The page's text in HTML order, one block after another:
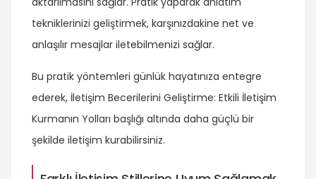
tekniklerinizi geliştirmek, karşınızdakine net ve
anlaşılır mesajlar iletebilmenizi sağlar.
Bu pratik yöntemleri günlük hayatınıza entegre
ederek, İletişim Becerilerini Geliştirme: Etkili İletişim
Kurmanın Yolları başlığı altında daha güçlü bir
şekilde iletişim kurabilirsiniz.